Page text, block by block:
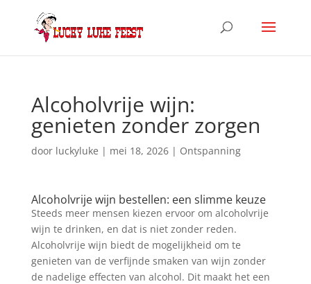
Alcoholvrije wijn:
genieten zonder zorgen
door luckyluke | mei 18, 2026| Ontspanning
Alcoholvrije wijn bestellen: een slimme keuze
Steeds meer mensen kiezen ervoor om alcoholvrije
wijn te drinken, en dat is niet zonder reden.
Alcoholvrije wijn biedt de mogelijkheid om te
genieten van de verfijnde smaken van wijn zonder
de nadelige effecten van alcohol. Dit maakt het een